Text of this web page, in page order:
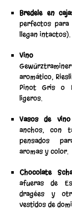
Bredele en
perfectos para
llegan intactos).
Vino
Gewürztraminer
aromático,
Pinot Gris o
ligeros.
Vasos de vino
anchos, con
pensados
aromas y color.
Chocolate
afueras de
dragées y
vestidos de